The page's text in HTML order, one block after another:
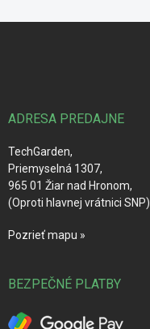
ADRESA PREDAJNE
TechGarden,
Priemyselná 1307,
965 01 Žiar nad Hronom,
(Oproti hlavnej vrátnici SNP)
Pozrieť mapu »
BEZPEČNÉ PLATBY